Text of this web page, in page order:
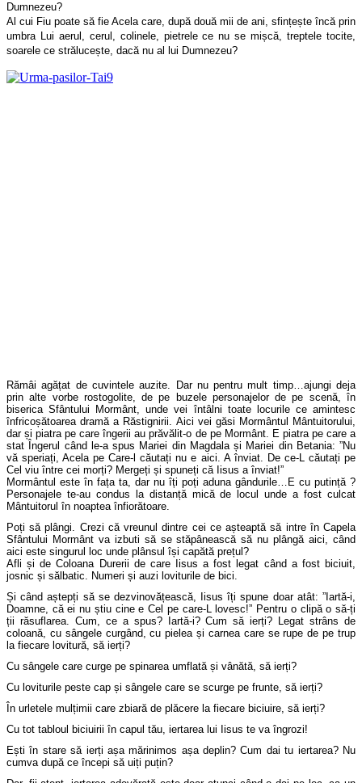
Dumnezeu?
Al cui Fiu poate să fie Acela care, după două mii de ani, sfințește încă prin
umbra Lui aerul, cerul, colinele, pietrele ce nu se mișcă, treptele tocite,
soarele ce strălucește, dacă nu al lui Dumnezeu?
Rămâi agățat de cuvintele auzite. Dar nu pentru mult timp…ajungi deja
prin alte vorbe rostogolite, de pe buzele personajelor de pe scenă, în
biserica Sfântului Mormânt, unde vei întâlni toate locurile ce amintesc
înfricoșătoarea dramă a Răstignirii. Aici vei găsi Mormântul Mântuitorului,
dar și piatra pe care îngerii au prăvălit-o de pe Mormânt. E piatra pe care a
stat Îngerul când le-a spus Mariei din Magdala și Mariei din Betania: ”Nu
vă speriați, Acela pe Care-l căutați nu e aici. A înviat. De ce-L căutați pe
Cel viu între cei morți? Mergeți și spuneți că Iisus a înviat!”
Mormântul este în fața ta, dar nu îți poți aduna gândurile…E cu putință ?
Personajele te-au condus la distanță mică de locul unde a fost culcat
Mântuitorul în noaptea înfiorătoare.
Poți să plângi. Crezi că vreunul dintre cei ce așteaptă să intre în Capela
Sfântului Mormânt va izbuti să se stăpânească să nu plângă aici, când
aici este singurul loc unde plânsul își capătă prețul?
Afli și de Coloana Durerii de care Iisus a fost legat când a fost biciuit,
josnic și sălbatic. Numeri și auzi loviturile de bici.
Și când aștepți să se dezvinovățească, Iisus îți spune doar atât: ”Iartă-i,
Doamne, că ei nu știu cine e Cel pe care-L lovesc!” Pentru o clipă o să-ți
ții răsuflarea. Cum, ce a spus? Iartă-i? Cum să ierți?
Legat strâns de
coloană, cu sângele curgând, cu pielea și carnea care se rupe de pe trup
la fiecare lovitură, să ierți?
Cu sângele care curge pe spinarea umflată și vânătă, să ierți?
Cu loviturile peste cap și sângele care se scurge pe frunte, să ierți?
În urletele mulțimii care zbiară de plăcere la fiecare biciuire, să ierți?
Cu tot tabloul biciuirii în capul tău, iertarea lui Iisus te va îngrozi!
Ești în stare să ierți așa mărinimos așa deplin? Cum dai tu iertarea? Nu
cumva după ce începi să uiți puțin?